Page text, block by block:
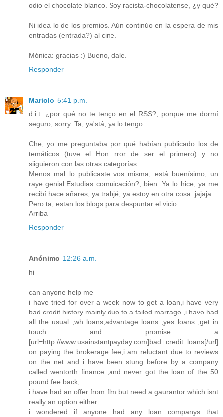
odio el chocolate blanco. Soy racista-chocolatense, ¿y qué?
Ni idea lo de los premios. Aún continúo en la espera de mis
entradas (entrada?) al cine.
Mónica: gracias :) Bueno, dale.
Responder
Mariolo 5:41 p.m.
d.i.t. ¿por qué no te tengo en el RSS?, porque me dormí
seguro, sorry. Ta, ya'stá, ya lo tengo.
Che, yo me preguntaba por qué habían publicado los de
temáticos (tuve el Hon...rror de ser el primero) y no
siiguieron con las otras categorías.
Menos mal lo publicaste vos misma, está buenísimo, un
raye genial.Estudias comuicación?, bien. Ya lo hice, ya me
recibí hace añares, ya trabjé, ya estoy en otra cosa..jajaja
Pero ta, estan los blogs para despuntar el vicio.
Arriba
Responder
Anónimo 12:26 a.m.
hi
can anyone help me
i have tried for over a week now to get a loan,i have very
bad credit history mainly due to a failed marrage ,i have had
all the usual ,wh loans,advantage loans ,yes loans ,get in
touch and promise a
[url=http://www.usainstantpayday.com]bad credit loans[/url]
on paying the brokerage fee,i am reluctant due to reviews
on the net and i have been stung before by a company
called wentorth finance ,and never got the loan of the 50
pound fee back,
i have had an offer from flm but need a gaurantor which isnt
really an option either .
i wondered if anyone had any loan companys that